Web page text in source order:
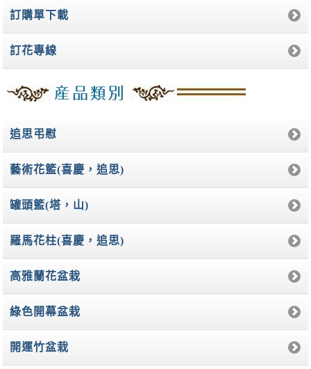
訂購單下載
訂花專線
追思弔慰
藝術花籃(喜慶，追思)
罐頭籃(塔，山)
羅馬花柱(喜慶，追思)
高雅蘭花盆栽
綠色開幕盆栽
開運竹盆栽